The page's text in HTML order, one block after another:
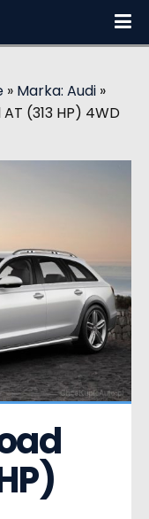
» Marka: Audi »
(313 HP) 4WD